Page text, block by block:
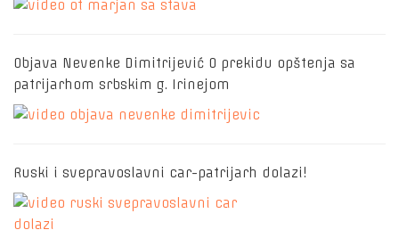
Objava Nevenke Dimitrijević O prekidu opštenja sa
patrijarhom srbskim g. Irinejom
Ruski i svepravoslavni car-patrijarh dolazi!